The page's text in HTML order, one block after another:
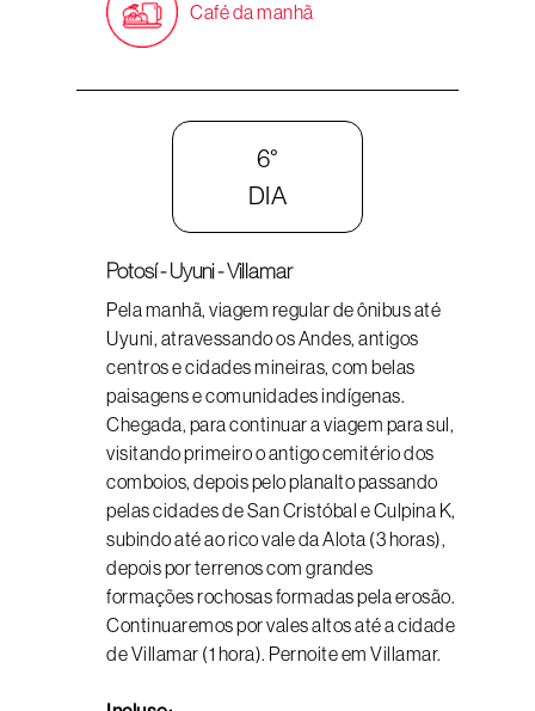
Café da manhã
6°
DIA
Potosí - Uyuni - Villamar
Pela manhã, viagem regular de ônibus até
Uyuni, atravessando os Andes, antigos
centros e cidades mineiras, com belas
paisagens e comunidades indígenas.
Chegada, para continuar a viagem para sul,
visitando primeiro o antigo cemitério dos
comboios, depois pelo planalto passando
pelas cidades de San Cristóbal e Culpina K,
subindo até ao rico vale da Alota (3 horas),
depois por terrenos com grandes
formações rochosas formadas pela erosão.
Continuaremos por vales altos até a cidade
de Villamar (1 hora). Pernoite em Villamar.